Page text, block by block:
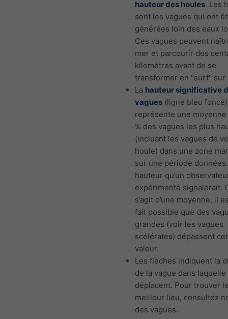
hauteur des houles. Les
sont les vagues qui ont
générées loin des eaux
Ces vagues peuvent
mer et parcourir des
kilomètres avant de se
transformer en "surf" sur
La hauteur significative
vagues (ligne bleu foncé)
représente une
% des vagues les plus
(incluant les vagues de
houle) dans une zone
sur une période données.
hauteur qu’un
expérimenté signalerait.
s’agit d’une moyenne, il
fait possible que des
grandes (voir les vagues
scélérates) dépassent
valeur.
Les flèches indiquent la
de la vague dans
déplacent. Pour trouver
meilleur lieu, consultez
des vagues.